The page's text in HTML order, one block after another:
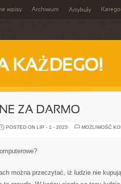
wpisy Archiwum Artykuły
KAŻDEGO!
ZA DARMO
POSTED ON LIP - 1 - 2025
MOŻLIWOŚĆ
można przeczytać, iż ludzie nie